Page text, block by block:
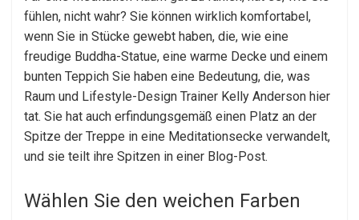
fühlen, nicht wahr? Sie können wirklich komfortabel,
wenn Sie in Stücke gewebt haben, die, wie eine
freudige Buddha-Statue, eine warme Decke und einem
bunten Teppich Sie haben eine Bedeutung, die, was
Raum und Lifestyle-Design Trainer Kelly Anderson hier
tat. Sie hat auch erfindungsgemäß einen Platz an der
Spitze der Treppe in eine Meditationsecke verwandelt,
und sie teilt ihre Spitzen in einer Blog-Post.
Wählen Sie den weichen Farben